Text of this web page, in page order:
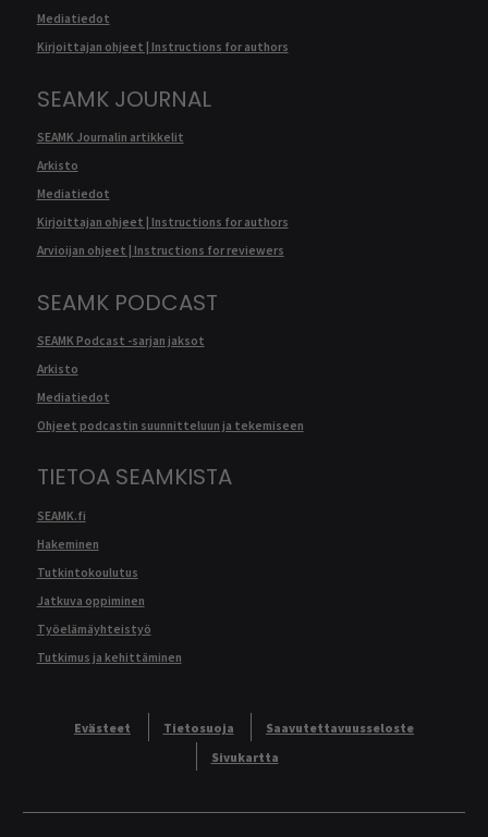
Mediatiedot
Kirjoittajan ohjeet | Instructions for authors
SEAMK JOURNAL
SEAMK Journalin artikkelit
Arkisto
Mediatiedot
Kirjoittajan ohjeet | Instructions for authors
Arvioijan ohjeet | Instructions for reviewers
SEAMK PODCAST
SEAMK Podcast -sarjan jaksot
Arkisto
Mediatiedot
Ohjeet podcastin suunnitteluun ja tekemiseen
TIETOA SEAMKISTA
SEAMK.fi
Hakeminen
Tutkintokoulutus
Jatkuva oppiminen
Työelämäyhteistyö
Tutkimus ja kehittäminen
Evästeet Tietosuoja
Saavutettavuusseloste
Sivukartta